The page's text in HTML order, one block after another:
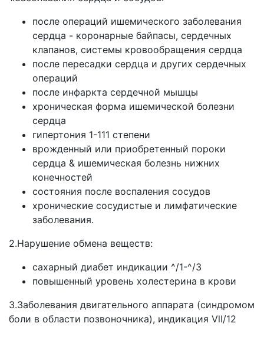
после операций ишемического заболевания
сердца - коронарные байпасы, сердечных
клапанов, системы кровообращения сердца
после пересадки сердца и других сердечных
операций
после инфаркта сердечной мышцы
хроническая форма ишемической болезни
сердца
гипертония 1-111 степени
врожденный или приобретенный пороки
сердца & ишемическая болезнь нижних
конечностей
состояния после воспаления сосудов
хронические сосудистые и лимфатические
заболевания.
2.Нарушение обмена веществ:
сахарный диабет индикации ^/1-^/3
повышенный уровень холестерина в крови
3.Заболевания двигательного аппарата (синдромом
боли в области позвоночника), индикация VlI/12